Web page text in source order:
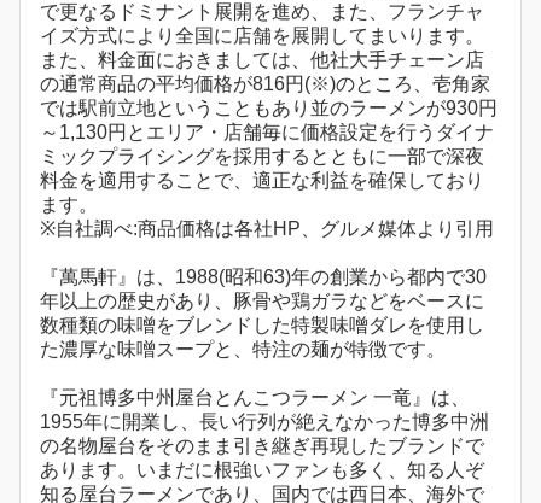
で更なるドミナント展開を進め、また、フランチャ
イズ方式により全国に店舗を展開してまいります。
また、料金面におきましては、他社大手チェーン店
の通常商品の平均価格が816円(※)のところ、壱角家
では駅前立地ということもあり並のラーメンが930円
～1,130円とエリア・店舗毎に価格設定を行うダイナ
ミックプライシングを採用するとともに一部で深夜
料金を適用することで、適正な利益を確保しており
ます。
※自社調べ:商品価格は各社HP、グルメ媒体より引用
『萬馬軒』は、1988(昭和63)年の創業から都内で30
年以上の歴史があり、豚骨や鶏ガラなどをベースに
数種類の味噌をブレンドした特製味噌ダレを使用し
た濃厚な味噌スープと、特注の麺が特徴です。
『元祖博多中州屋台とんこつラーメン 一竜』は、
1955年に開業し、長い行列が絶えなかった博多中洲
の名物屋台をそのまま引き継ぎ再現したブランドで
あります。いまだに根強いファンも多く、知る人ぞ
知る屋台ラーメンであり、国内では西日本、海外で